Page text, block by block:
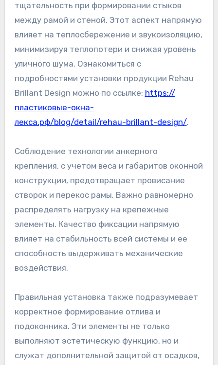
тщательность при формировании стыков
между рамой и стеной. Этот аспект напрямую
влияет на теплосбережение и звукоизоляцию,
минимизируя теплопотери и снижая уровень
уличного шума. Ознакомиться с
подробностями установки продукции Rehau
Brillant Design можно по ссылке: https://
пластиковые-окна-
лекса.рф/blog/detail/rehau-brillant-design/.
Соблюдение технологии анкерного
крепления, с учетом веса и габаритов оконной
конструкции, предотвращает провисание
створок и перекос рамы. Важно равномерно
распределять нагрузку на крепежные
элементы. Качество фиксации напрямую
влияет на стабильность всей системы и ее
способность выдерживать механические
воздействия.
Правильная установка также подразумевает
корректное формирование отлива и
подоконника. Эти элементы не только
выполняют эстетическую функцию, но и
служат дополнительной защитой от осадков,